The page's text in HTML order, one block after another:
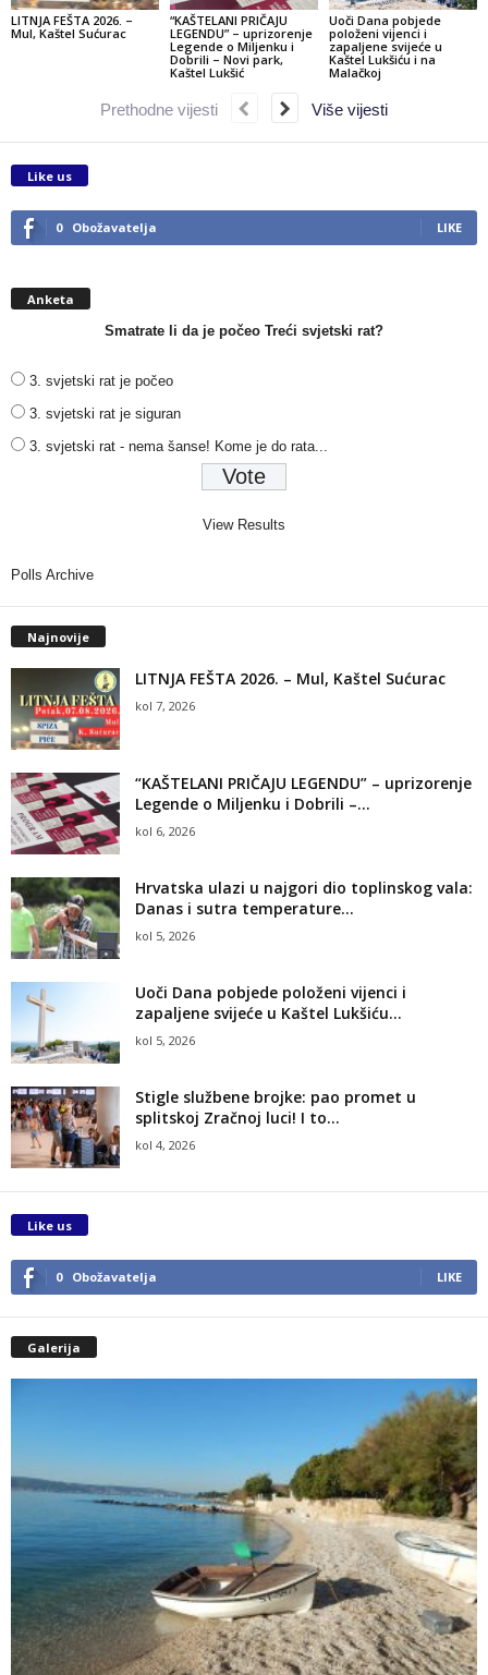
LITNJA FEŠTA 2026. –
Mul, Kaštel Sućurac
“KAŠTELANI PRIČAJU
LEGENDU” – uprizorenje
Legende o Miljenku i
Dobrili – Novi park,
Kaštel Lukšić
Uoči Dana pobjede
položeni vijenci i
zapaljene svijeće u
Kaštel Lukšiću i na
Malačkoj
Prethodne vijesti Više vijesti
Like us
0 Obožavatelja LIKE
Anketa
Smatrate li da je počeo Treći svjetski rat?
3. svjetski rat je počeo
3. svjetski rat je siguran
3. svjetski rat - nema šanse! Kome je do rata...
View Results
Polls Archive
Najnovije
LITNJA FEŠTA 2026. – Mul, Kaštel Sućurac
kol 7, 2026
“KAŠTELANI PRIČAJU LEGENDU” – uprizorenje
Legende o Miljenku i Dobrili –...
kol 6, 2026
Hrvatska ulazi u najgori dio toplinskog vala:
Danas i sutra temperature...
kol 5, 2026
Uoči Dana pobjede položeni vijenci i
zapaljene svijeće u Kaštel Lukšiću...
kol 5, 2026
Stigle službene brojke: pao promet u
splitskoj Zračnoj luci! I to...
kol 4, 2026
Like us
0 Obožavatelja LIKE
Galerija